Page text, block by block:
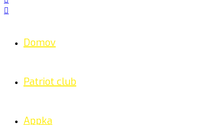
Domov
Patriot club
Appka